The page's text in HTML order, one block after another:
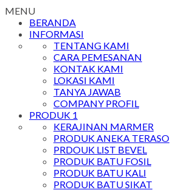
MENU
BERANDA
INFORMASI
TENTANG KAMI
CARA PEMESANAN
KONTAK KAMI
LOKASI KAMI
TANYA JAWAB
COMPANY PROFIL
PRODUK 1
KERAJINAN MARMER
PRODUK ANEKA TERASO
PRDOUK LIST BEVEL
PRODUK BATU FOSIL
PRODUK BATU KALI
PRODUK BATU SIKAT